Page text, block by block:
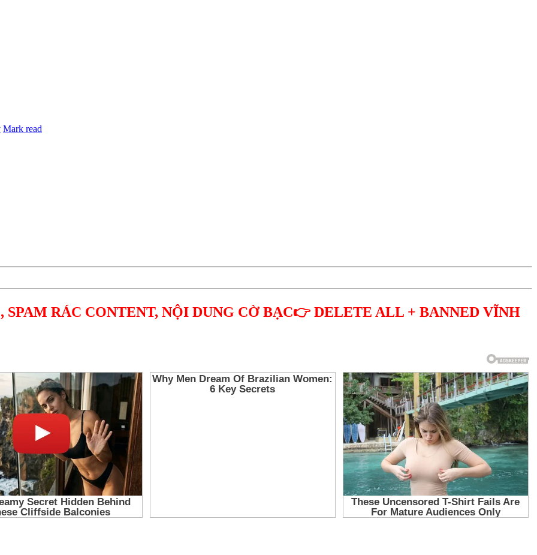
Mark read
SPAM RÁC CONTENT, NỘI DUNG CỜ BẠC👉 DELETE ALL + BANNED VĨNH